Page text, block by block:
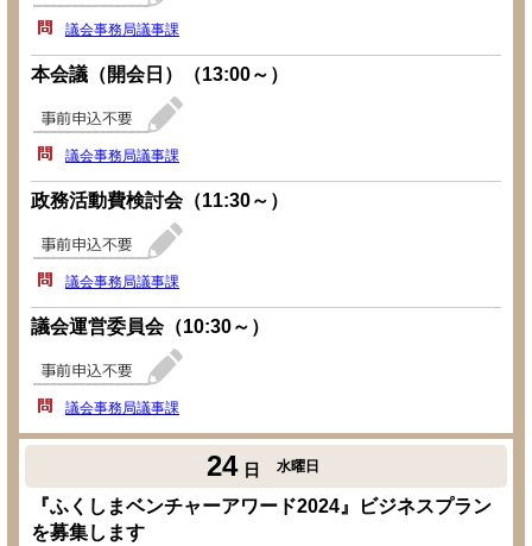
議会事務局議事課
本会議（開会日）（13:00～）
議会事務局議事課
政務活動費検討会（11:30～）
議会事務局議事課
議会運営委員会（10:30～）
議会事務局議事課
24 日 水曜日
『ふくしまベンチャーアワード2024』ビジネスプラン
を募集します